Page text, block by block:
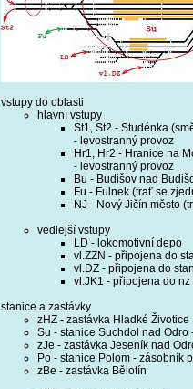
vstupy do oblasti
hlavní vstupy
St1, St2 - Studénka
- levostranný provoz
Hr1, Hr2 - Hranice na
- levostranný provoz
Bu - Budišov nad
Fu - Fulnek (trať se
NJ - Nový Jičín město
vedlejší vstupy
LD - lokomotivní depo
vl.ZZN - připojena do
vl.DZ - připojena do
vl.JK1 - připojena do
stanice a zastávky
zHZ - zastávka Hladké Životice
Su - stanice Suchdol nad
zJe - zastávka Jeseník nad
Po - stanice Polom - zásobník
zBe - zastávka Bělotín